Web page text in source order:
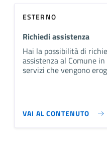
ESTERNO
Richiedi assistenza
Hai la possibilità di
assistenza al Comune
servizi che vengono
VAI AL CONTENUTO